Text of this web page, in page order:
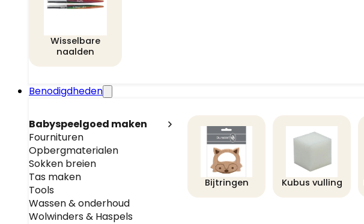
Wisselbare
naalden
Benodigdheden
Babyspeelgoed maken
Fournituren
Opbergmaterialen
Sokken breien
Tas maken
Tools
Wassen & onderhoud
Wolwinders & Haspels
Bijtringen Kubus vulling